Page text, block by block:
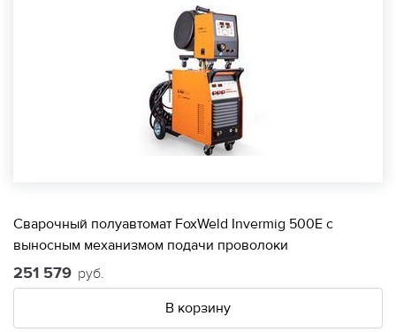
Сварочный полуавтомат FoxWeld Invermig 500E с
выносным механизмом подачи проволоки
251 579 руб.
В корзину